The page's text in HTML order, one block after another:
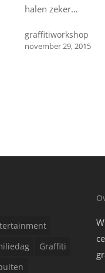
halen zeker…
graffitiworkshop
november 29, 2015
Graffiti